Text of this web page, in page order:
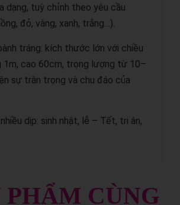
dạng, tuỳ chỉnh theo yêu cầu
đỏ, vàng, xanh, trắng…).
tráng: kích thước lớn với chiều
1m, cao 60cm, trọng lượng từ 10–
sự trân trọng và chu đáo của
dịp: sinh nhật, lễ – Tết, tri ân,
PHẨM CÙNG